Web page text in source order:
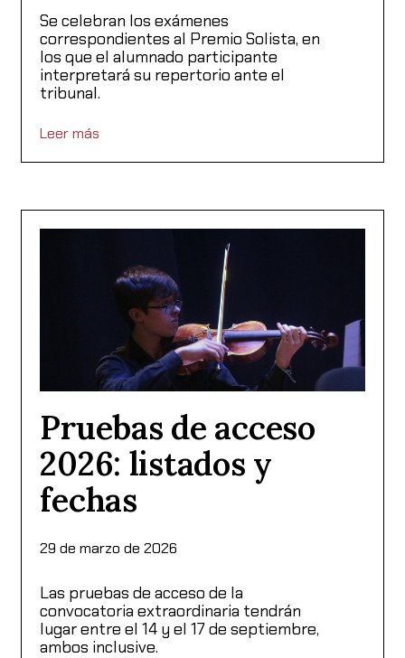
Se celebran los exámenes
correspondientes al Premio Solista, en
los que el alumnado participante
interpretará su repertorio ante el
tribunal.
Leer más
Pruebas de acceso
2026: listados y
fechas
29 de marzo de 2026
Las pruebas de acceso de la
convocatoria extraordinaria tendrán
lugar entre el 14 y el 17 de septiembre,
ambos inclusive.